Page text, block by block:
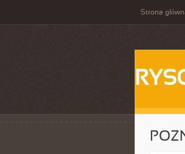
Strona